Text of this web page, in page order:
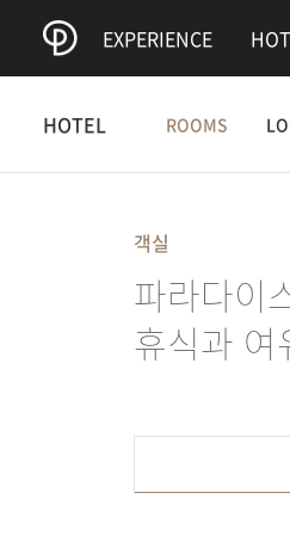
EXPERIENCE
HOTEL ROOMS
객실
파라다이
휴식과 여